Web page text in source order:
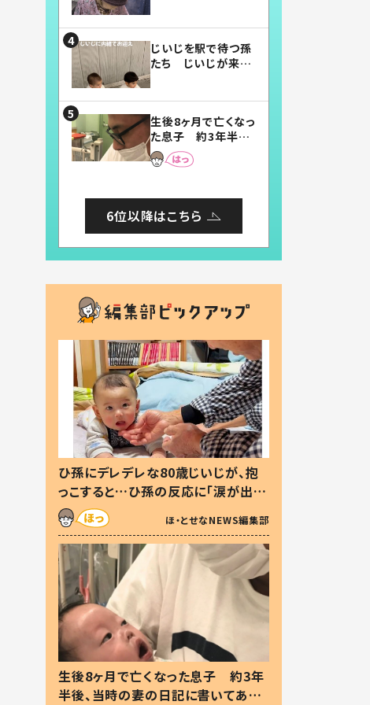
じいじを駅で待つ孫
たち じいじが来た
まらない」「幸せにな
れる」
生後8ヶ月で亡くなっ
た息子 約3年半
後、当時の妻の日記
に書いてあった本音
6位以降はこちら
ひ孫にデレデレな80歳じいじが、抱
っこすると…ひ孫の反応に「涙が出ま
した」「可愛くて仕方ない」
ほ・とせなNEWS編集部
生後8ヶ月で亡くなった息子 約3年
半後、当時の妻の日記に書いてあっ